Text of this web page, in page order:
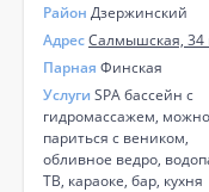
Район Дзержинский
АдресСалмышская, 34
Парная Финская
Услуги SPA бассейн с
гидромассажем, можно
париться с веником,
обливное ведро,
ТВ, караоке, бар, кухня